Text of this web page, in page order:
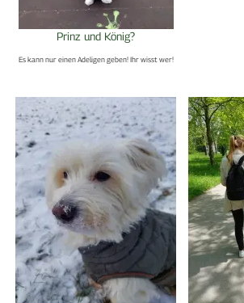
Prinz und König?
Es kann nur einen Adeligen geben! Ihr wisst wer!